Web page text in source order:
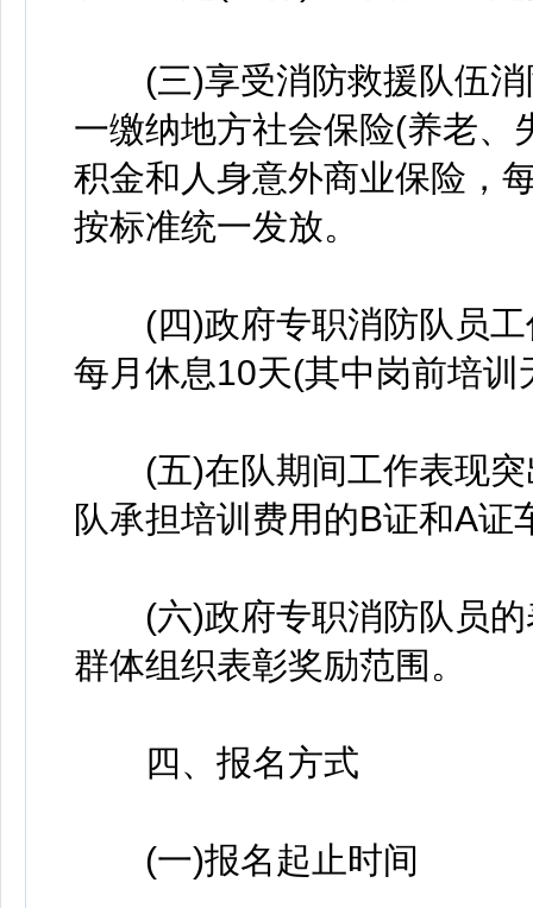
(三)享受消防救援队伍消
一缴纳地方社会保险(养老、
积金和人身意外商业保险，
按标准统一发放。
(四)政府专职消防队员工
每月休息10天(其中岗前培
(五)在队期间工作表现突
队承担培训费用的B证和A
(六)政府专职消防队员的
群体组织表彰奖励范围。
四、报名方式
(一)报名起止时间